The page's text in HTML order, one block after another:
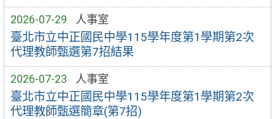
2026-07-29 人事室
臺北市立中正國民中學115學年度第1學期第2次
代理教師甄選第7招結果
2026-07-23 人事室
臺北市立中正國民中學115學年度第1學期第2次
代理教師甄選簡章(第7招)